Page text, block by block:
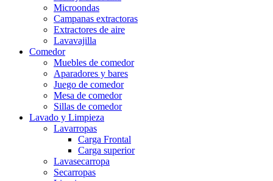
Microondas
Campanas extractoras
Extractores de aire
Lavavajilla
Comedor
Muebles de comedor
Aparadores y bares
Juego de comedor
Mesa de comedor
Sillas de comedor
Lavado y Limpieza
Lavarropas
Carga Frontal
Carga superior
Lavasecarropa
Secarropas